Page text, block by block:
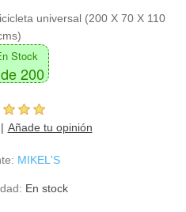
universal (200 X 70 X 110
Stock
200
Añade tu opinión
MIKEL'S
En stock